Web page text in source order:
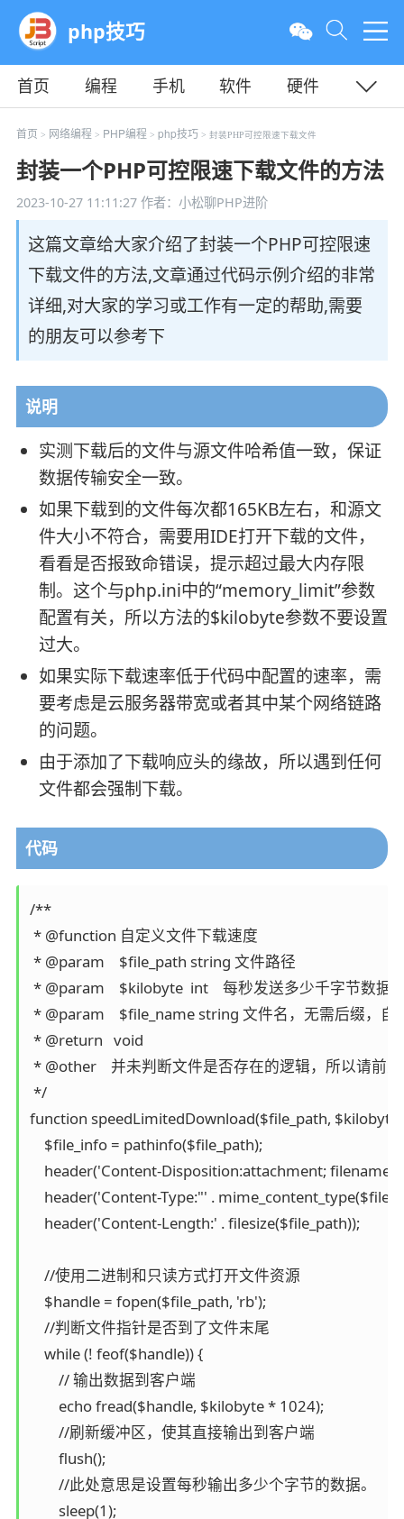
php技巧
首页 编程 手机 软件
硬件
教程
平面 服务器
首页 > 网络编程 > PHP编程 > php技巧 > 封装PHP可控限速下载文件
封装一个PHP可控限速下载文件的方法
2023-10-27 11:11:27作者：小松聊PHP进阶
这篇文章给大家介绍了封装一个PHP可控限速
下载文件的方法,文章通过代码示例介绍的非常
详细,对大家的学习或工作有一定的帮助,需要
的朋友可以参考下
说明
实测下载后的文件与源文件哈希值一致，保证
数据传输安全一致。
如果下载到的文件每次都165KB左右，和源文
件大小不符合，需要用IDE打开下载的文件，
看看是否报致命错误，提示超过最大内存限
制。这个与php.ini中的“memory_limit”参数
配置有关，所以方法的$kilobyte参数不要设置
过大。
如果实际下载速率低于代码中配置的速率，需
要考虑是云服务器带宽或者其中某个网络链路
的问题。
由于添加了下载响应头的缘故，所以遇到任何
文件都会强制下载。
代码
/**
* @function 自定义文件下载速度
* @param    $file_path string 文件路径
* @param    $kilobyte  int    每秒发送多少千字节数据
* @param    $file_name string 文件名，无需后缀，自
* @return   void
* @other    并未判断文件是否存在的逻辑，所以请前
*/
function speedLimitedDownload($file_path, $kilobyte
    $file_info = pathinfo($file_path);
header('Content-Disposition:attachment; filename="'.
header('Content-Type:"' .
    header('Content-Length:' . filesize($file_path));
    //使用二进制和只读方式打开文件资源
    $handle = fopen($file_path, 'rb');
    //判断文件指针是否到了文件末尾
    while (! feof($handle)) {
        // 输出数据到客户端
        echo fread($handle, $kilobyte * 1024);
        //刷新缓冲区，使其直接输出到客户端
        flush();
        //此处意思是设置每秒输出多少个字节的数据。
        sleep(1);